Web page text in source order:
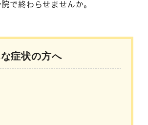
で終わらせませんか。
症状の方へ